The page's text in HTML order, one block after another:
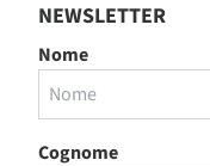
NEWSLETTER
Nome
Cognome